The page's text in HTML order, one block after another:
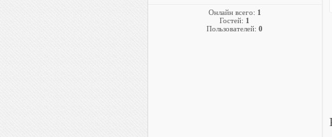
Онлайн всего: 1
Гостей: 1
Пользователей: 0